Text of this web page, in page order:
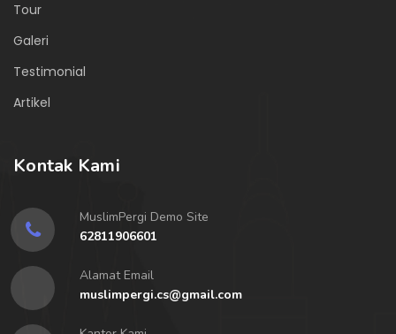
Tour
Galeri
Testimonial
Artikel
Kontak Kami
MuslimPergi Demo Site
62811906601
Alamat Email
muslimpergi.cs@gmail.com